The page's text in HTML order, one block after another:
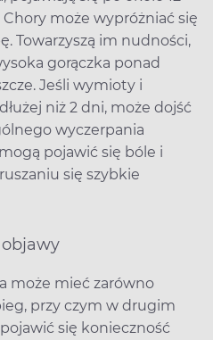
może wypróżniać się
Towarzyszą im nudności,
gorączka ponad
Jeśli wymioty i
niż 2 dni, może dojść
wyczerpania
pojawić się bóle i
się szybkie
może mieć zarówno
przy czym w drugim
się konieczność